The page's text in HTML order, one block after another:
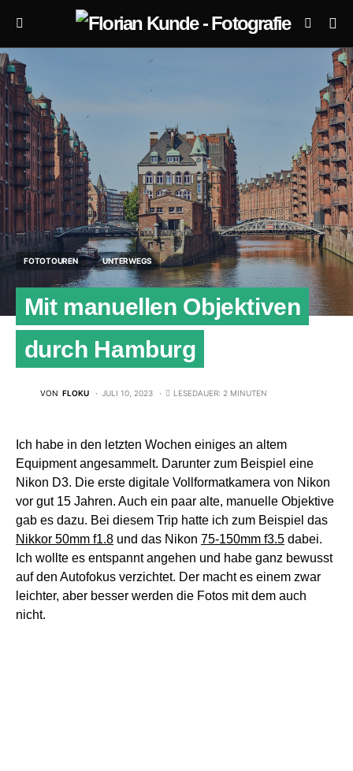
FOTOTOUREN UNTERWEGS
Mit manuellen Objektiven
durch Hamburg
VON FLOKU JULI 10, 2023 LESEDAUER: 2 MINUTEN
Ich habe in den letzten Wochen einiges an altem
Equipment angesammelt. Darunter zum Beispiel eine
Nikon D3. Die erste digitale Vollformatkamera von Nikon
vor gut 15 Jahren. Auch ein paar alte, manuelle Objektive
gab es dazu. Bei diesem Trip hatte ich zum Beispiel das
Nikkor 50mm f1.8 und das Nikon 75-150mm f3.5 dabei.
Ich wollte es entspannt angehen und habe ganz bewusst
auf den Autofokus verzichtet. Der macht es einem zwar
leichter, aber besser werden die Fotos mit dem auch
nicht.